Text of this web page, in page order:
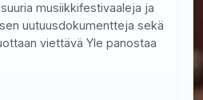
musiikkifestivaaleja ja
uutuusdokumentteja sekä
viettävä Yle panostaa